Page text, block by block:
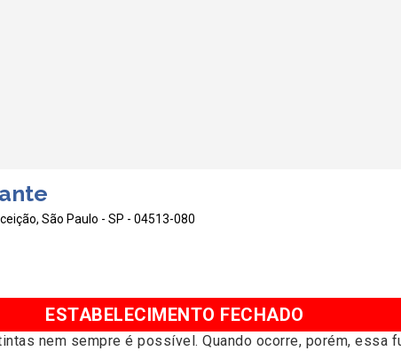
São Paulo - SP - 04513-080
ESTABELECIMENTO FECHADO
nem sempre é possível. Quando ocorre, porém, essa